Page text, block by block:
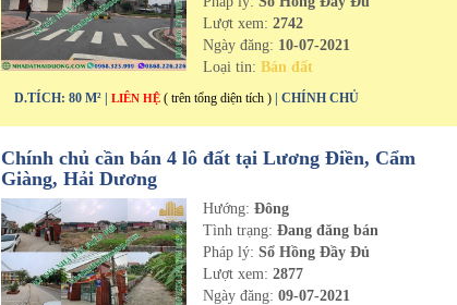
Lượt xem:2742
Ngày đăng: 10-07-2021
Loại tin:Bán đất
D.TÍCH: 80 M² | LIÊN HỆ ( trên tổng diện tích ) | CHÍNH CHỦ
Chính chủ cần bán 4 lô đất tại Lương Điền, Cẩm
Giàng, Hải Dương
Hướng:Đông
Tình trạng:Đang đăng bán
Pháp lý: Sổ Hồng Đầy Đủ
Lượt xem:2877
Ngày đăng:09-07-2021